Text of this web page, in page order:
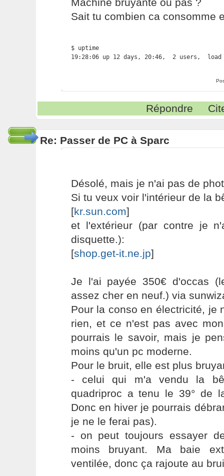
Sait tu combien ca consomme
$ uptime
19:28:06 up 12 days, 20:46,  2 users,  load
Répondre
Re: Passer de PC à Sparc
Désolé, mais je n'ai pas de
Si tu veux voir l'intérieur de la
[kr.sun.com]
et l'extérieur (par contre je
disquette.):
[shop.get-it.ne.jp]
Je l'ai payée 350€ d'occas
assez cher en neuf.) via
Pour la conso en électricité, je
rien, et ce n'est pas avec
pourrais le savoir, mais je
moins qu'un pc moderne.
Pour le bruit, elle est plus
- celui qui m'a vendu la
quadriproc a tenu le 39° de
Donc en hiver je pourrais
je ne le ferai pas).
- on peut toujours essayer
moins bruyant. Ma baie
ventilée, donc ça rajoute au